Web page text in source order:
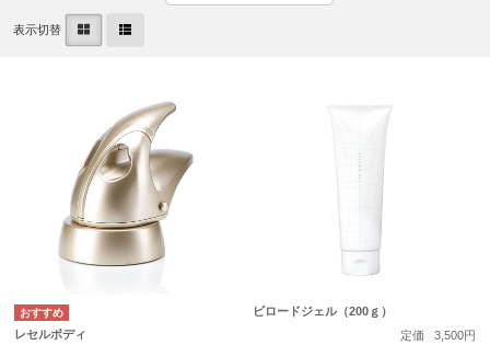
表示切替
レセルボディ
ビロードジェル（200ｇ）
定価
3,500円